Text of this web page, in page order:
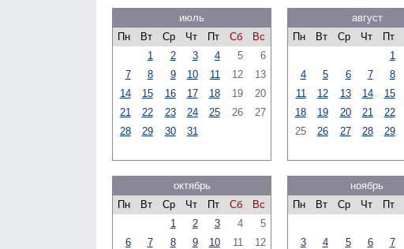
июль
Пн
Вт Ср Чт Пт Сб
Вс
1
2 3 4 5
6
7
8 9 10 11 12
13
14
15 16 17 18 19
20
21
22 23 24 25 26
27
28
29 30 31
август
Пн
Вт Ср Чт Пт
1
4
5 6 7 8
11
12 13 14 15
18
19 20 21 22
25
26 27 28 29
октябрь
Пн
Вт Ср Чт Пт Сб
Вс
1
2 3 4
5
6
7 8 9 10 11
12
ноябрь
Пн
Вт Ср Чт Пт
3
4 5 6 7